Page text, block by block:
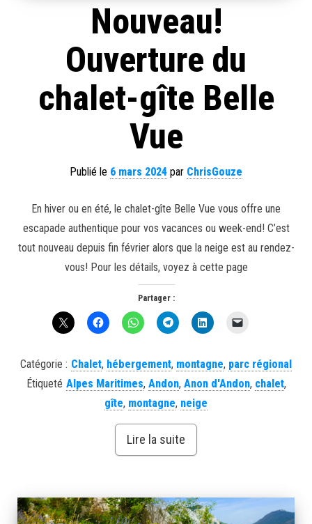
Nouveau!
Ouverture du
chalet-gîte Belle
Vue
Publié le 6 mars 2024 par ChrisGouze
En hiver ou en été, le chalet-gîte Belle Vue vous offre une
escapade authentique pour vos vacances ou week-end! C’est
tout nouveau depuis fin février alors que la neige est au rendez-
vous! Pour les détails, voyez à cette page
Partager :
Catégorie : Chalet, hébergement, montagne, parc régional
Étiqueté Alpes Maritimes, Andon, Anon d'Andon, chalet,
gîte, montagne, neige
Lire la suite